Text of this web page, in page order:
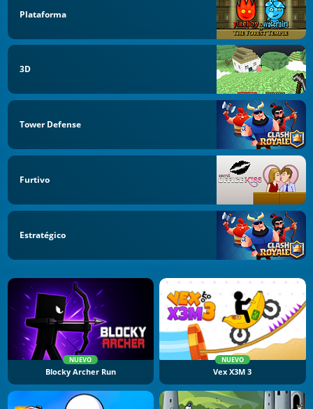
Plataforma
3D
Tower Defense
Furtivo
Estratégico
NUEVO
Blocky Archer Run
NUEVO
Vex X3M 3